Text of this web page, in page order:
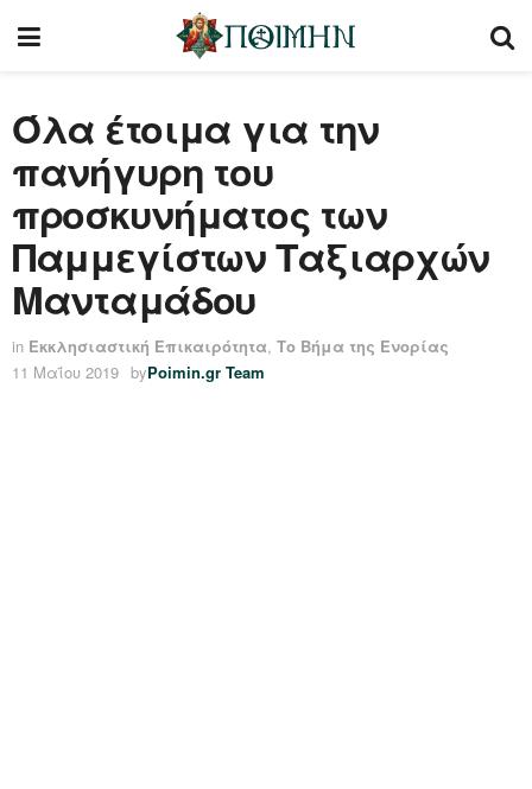
Όλα έτοιμα για την
πανήγυρη του
προσκυνήματος των
Παμμεγίστων Ταξιαρχών
Μανταμάδου
in Εκκλησιαστική Επικαιρότητα, Το Βήμα της Ενορίας
11 Μαΐου 2019 byPoimin.gr Team